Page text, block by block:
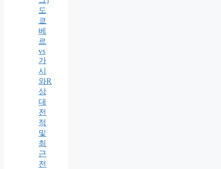
도
쿄
베
르
vs
가
시
와R
상
대
전
적
및
최
근
전